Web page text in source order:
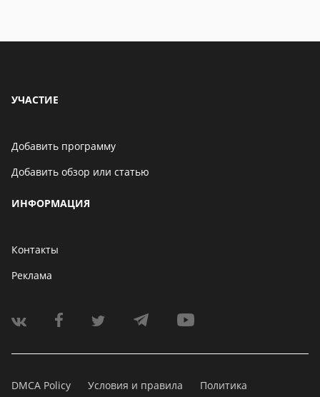
УЧАСТИЕ
Добавить программу
Добавить обзор или статью
ИНФОРМАЦИЯ
Контакты
Реклама
DMCA Policy Условия и правила Политика